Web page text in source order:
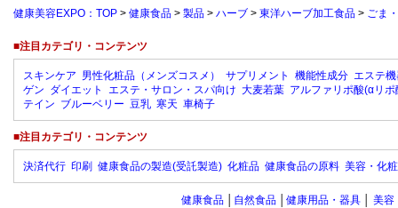
健康美容EXPO：TOP > 健康食品 > 製品 > ハーブ > 東洋ハーブ加工食品 > ごま
■注目カテゴリ・コンテンツ
スキンケア 男性化粧品（メンズコスメ） サプリメント 機能性成分 エステ
ゲン ダイエット エステ・サロン・スパ向け 大麦若葉 アルファリポ酸(αリポ
テイン ブルーベリー 豆乳 寒天 車椅子
■注目カテゴリ・コンテンツ
決済代行 印刷 健康食品の製造(受託製造) 化粧品 健康食品の原料 美容・化
健康食品 自然食品 健康用品・器具 美容